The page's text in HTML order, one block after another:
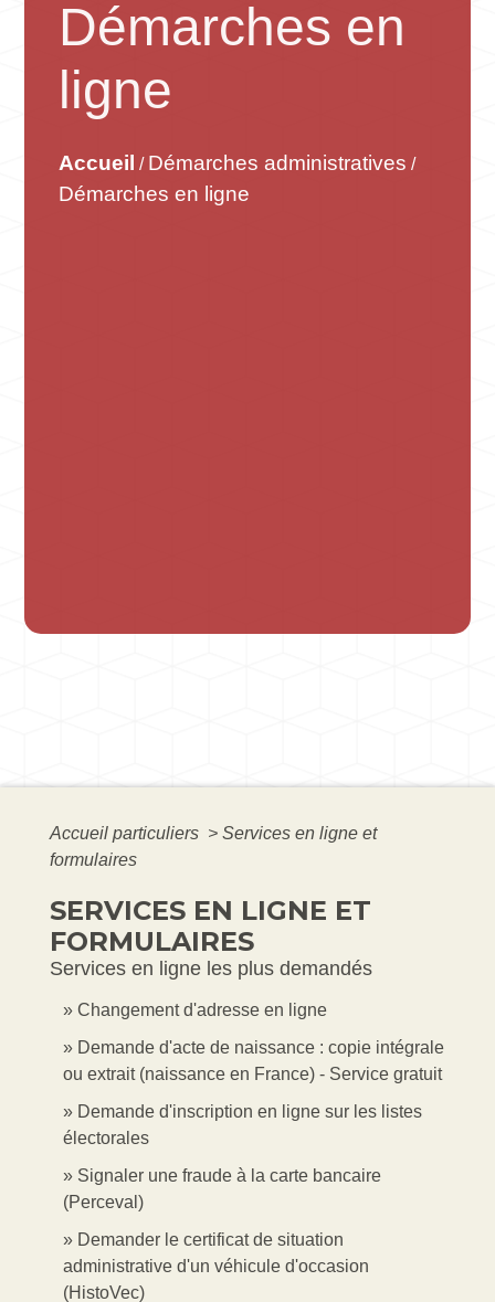
Démarches en
ligne
Accueil / Démarches administratives /
Démarches en ligne
Accueil particuliers > Services en ligne et
formulaires
SERVICES EN LIGNE ET
FORMULAIRES
Services en ligne les plus demandés
Changement d'adresse en ligne
Demande d'acte de naissance : copie intégrale
ou extrait (naissance en France) - Service gratuit
Demande d'inscription en ligne sur les listes
électorales
Signaler une fraude à la carte bancaire
(Perceval)
Demander le certificat de situation
administrative d'un véhicule d'occasion
(HistoVec)